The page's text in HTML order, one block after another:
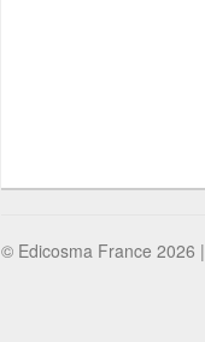
© Edicosma France 2026 |